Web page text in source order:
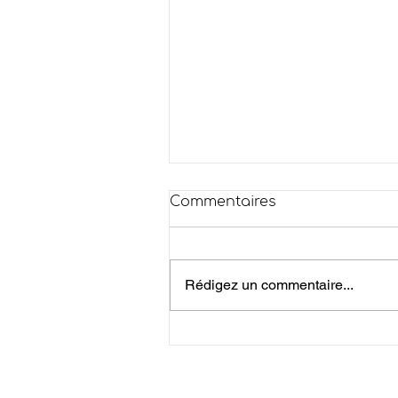
Risque Incendie
Commentaires
Rédigez un commentaire...